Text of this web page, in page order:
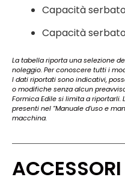
Capacità
Capacità
La tabella riporta una selezione
noleggio. Per conoscere tutti i
I dati riportati sono indicativi,
o modifiche senza alcun
Formica Edile si limita a
presenti nel “Manuale d’uso e
macchina.
ACCESSORI